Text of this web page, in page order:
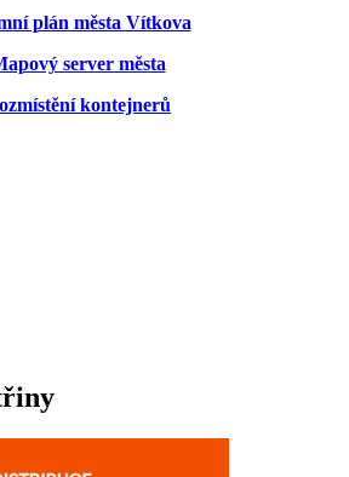
plán města Vítkova
server města
kontejnerů